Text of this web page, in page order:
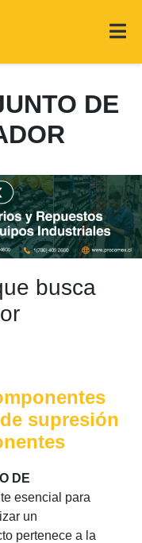
DE
busca
supresión
DE
esencial para
un
pertenece a la